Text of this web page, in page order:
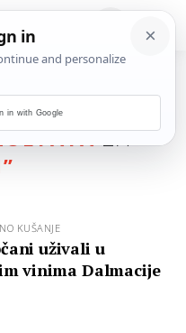
ZA
”
KUŠANJE
uživali u
vinima Dalmacije
in with Google